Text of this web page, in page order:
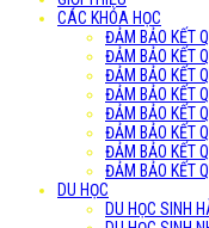
CÁC KHÓA HỌC
ĐẢM BẢO KẾT
ĐẢM BẢO KẾT
ĐẢM BẢO KẾT
ĐẢM BẢO KẾT
ĐẢM BẢO KẾT
ĐẢM BẢO KẾT
ĐẢM BẢO KẾT
ĐẢM BẢO KẾT
DU HỌC
DU HỌC SINH